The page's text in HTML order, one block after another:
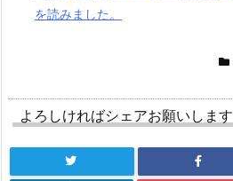
を読みました。
よろしければシェアお願いします